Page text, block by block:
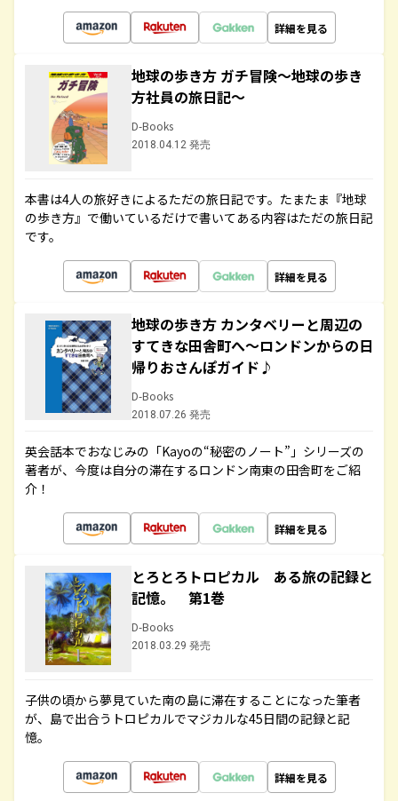
詳細を見る
地球の歩き方 ガチ冒険～地球の歩き
方社員の旅日記～
D-Books
2018.04.12 発売
本書は4人の旅好きによるただの旅日記です。たまたま『地球
の歩き方』で働いているだけで書いてある内容はただの旅日記
です。
詳細を見る
地球の歩き方 カンタベリーと周辺の
すてきな田舎町へ～ロンドンからの日
帰りおさんぽガイド♪
D-Books
2018.07.26 発売
英会話本でおなじみの「Kayoの“秘密のノート”」シリーズの
著者が、今度は自分の滞在するロンドン南東の田舎町をご紹
介！
詳細を見る
とろとろトロピカル ある旅の記録と
記憶。 第1巻
D-Books
2018.03.29 発売
子供の頃から夢見ていた南の島に滞在することになった筆者
が、島で出合うトロピカルでマジカルな45日間の記録と記
憶。
詳細を見る